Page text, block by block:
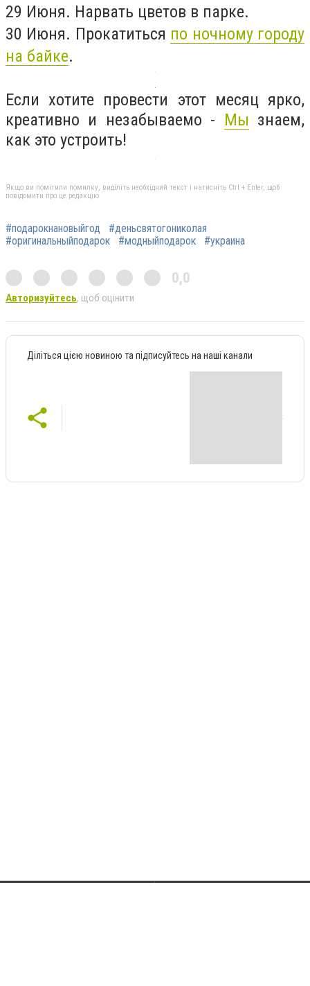
29 Июня. Нарвать цветов в парке.
30 Июня. Прокатиться по ночному городу
на байке.
Если хотите провести этот месяц ярко,
креативно и незабываемо - Мы знаем,
как это устроить!
Якщо ви помітили помилку, виділіть необхідний текст і натисніть Ctrl + Enter, щоб
повідомити про це редакцію
#подарокнановыйгод
#деньсвятогониколая
#оригинальныйподарок
#модныйподарок #украина
0,0
Авторизуйтесь, щоб оцінити
Діліться цією новиною та підписуйтесь на наші канали